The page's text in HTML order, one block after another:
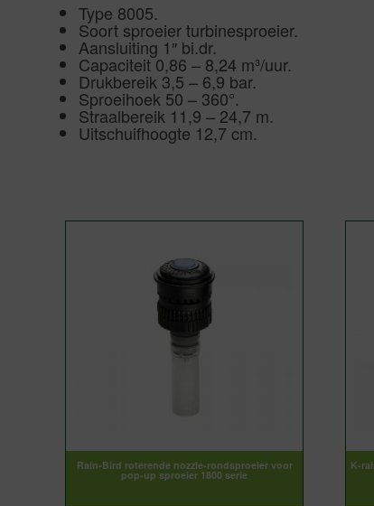
Type 8005.
Soort sproeier turbinesproeier.
Aansluiting 1″ bi.dr.
Capaciteit 0,86 – 8,24 m³/uur.
Drukbereik 3,5 – 6,9 bar.
Sproeihoek 50 – 360°.
Straalbereik 11,9 – 24,7 m.
Uitschuifhoogte 12,7 cm.
Rain-Bird roterende nozzle-rondsproeier voor
pop-up sproeier 1800 serie
K-